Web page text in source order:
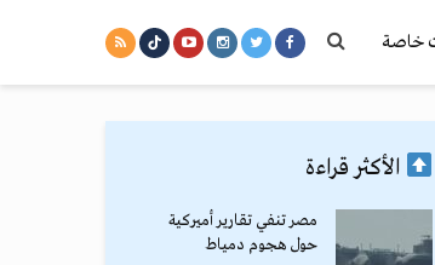
خاصة
الأكثر قراءة
مصر تنفي تقارير أميركية
حول هجوم دمياط